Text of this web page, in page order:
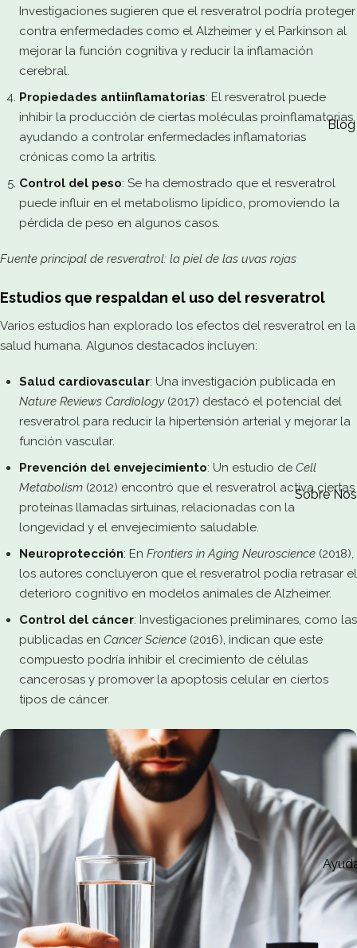
Blog
Sobre
Investigaciones sugieren que el resveratrol podría proteger
contra enfermedades como el Alzheimer y el Parkinson al
mejorar la función cognitiva y reducir la inflamación
cerebral.
Propiedades antiinflamatorias: El resveratrol puede
inhibir la producción de ciertas moléculas proinflamatorias,
ayudando a controlar enfermedades inflamatorias
crónicas como la artritis.
Control del peso: Se ha demostrado que el resveratrol
puede influir en el metabolismo lipídico, promoviendo la
pérdida de peso en algunos casos.
Fuente principal de resveratrol: la piel de las uvas rojas
Estudios que respaldan el uso del resveratrol
Varios estudios han explorado los efectos del resveratrol en la
salud humana. Algunos destacados incluyen:
Salud cardiovascular: Una investigación publicada en
Nature Reviews Cardiology(2017) destacó el potencial del
resveratrol para reducir la hipertensión arterial y mejorar la
función vascular.
Prevención del envejecimiento: Un estudio de Cell
Metabolism (2012) encontró que el resveratrol activa ciertas
proteínas llamadas sirtuinas, relacionadas con la
longevidad y el envejecimiento saludable.
Neuroprotección: En Frontiers in Aging Neuroscience (2018),
los autores concluyeron que el resveratrol podía retrasar el
deterioro cognitivo en modelos animales de Alzheimer.
Control del cáncer: Investigaciones preliminares, como las
publicadas en Cancer Science (2016), indican que este
compuesto podría inhibir el crecimiento de células
cancerosas y promover la apoptosis celular en ciertos
tipos de cáncer.